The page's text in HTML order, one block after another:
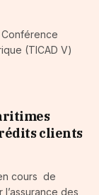
(TICAD V)
clients
cours de
des